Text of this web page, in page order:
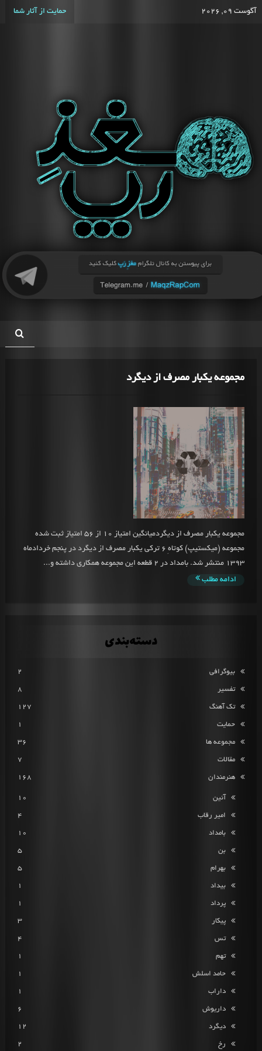
آگوست 09, 2026 حمایت از آثار شما
مجموعه یکبار مصرف از دیگرد
مجموعه یکبار مصرف از دیگردمیانگین امتیاز 10 از 56 امتیاز ثبت شده
مجموعه (میکستیپ) کوتاهِ 6 ترکی یکبار مصرف از دیگرد در پنجم خردادماه
1393 منتشر شد. بامداد در 2 قطعه این مجموعه همکاری داشته و...
ادامه مطلب
دسته‌بندی
بیوگرافی 2
تفسیر 8
تک آهنگ 127
حمایت 1
مجموعه ها 36
مقالات 7
هنرمندان 168
آئین 10
امیر رقاب 4
بامداد 10
بن 5
بهرام 5
بیداد 1
پرداد 1
پیکار 3
تس 4
تهم 1
حامد اسلش 1
داراب 1
داریوش 6
دیگرد 12
رخ 2